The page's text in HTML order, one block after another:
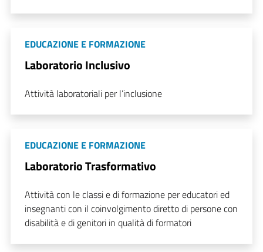
EDUCAZIONE E FORMAZIONE
Laboratorio Inclusivo
Attività laboratoriali per l’inclusione
EDUCAZIONE E FORMAZIONE
Laboratorio Trasformativo
Attività con le classi e di formazione per educatori ed
insegnanti con il coinvolgimento diretto di persone con
disabilità e di genitori in qualità di formatori